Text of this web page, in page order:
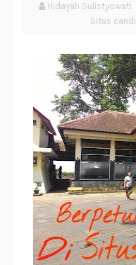
Hidayah Sulistyowati
Situs candi